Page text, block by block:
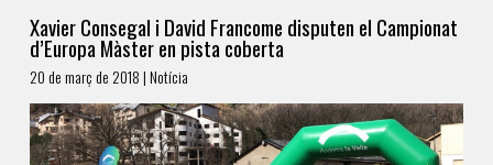
Xavier Consegal i David Francome disputen el Campionat
d’Europa Màster en pista coberta
20 de març de 2018 | Notícia